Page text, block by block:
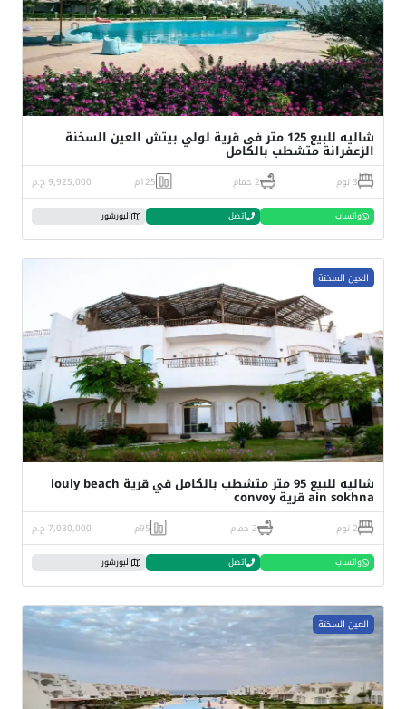
شاليه للبيع 125 متر فى قرية لولي بيتش العين السخنة
الزعفرانة متشطب بالكامل
3 نوم 2 حمام 125م 9,925,000 ج.م
واتساب اتصل البورشور
العين السخنة
شاليه للبيع 95 متر متشطب بالكامل في قرية louly beach
ain sokhna قرية convoy
2 نوم 2 حمام 95م 7,030,000 ج.م
واتساب اتصل البورشور
العين السخنة